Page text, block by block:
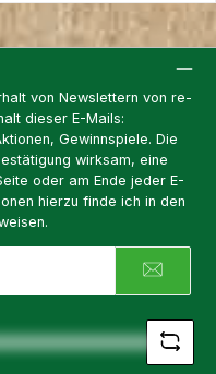
von Newslettern von re-
dieser E-Mails:
Gewinnspiele. Die
wirksam, eine
oder am Ende jeder E-
hierzu finde ich in den